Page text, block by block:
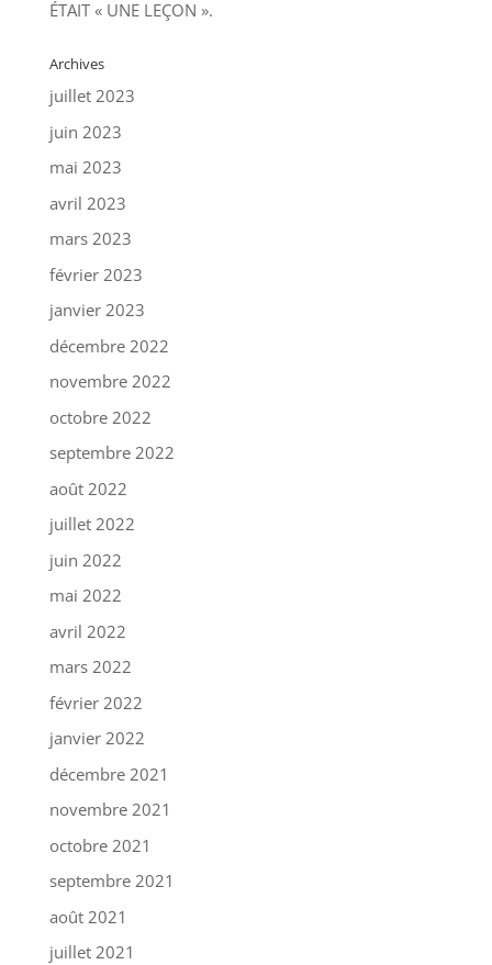
ÉTAIT « UNE LEÇON ».
Archives
juillet 2023
juin 2023
mai 2023
avril 2023
mars 2023
février 2023
janvier 2023
décembre 2022
novembre 2022
octobre 2022
septembre 2022
août 2022
juillet 2022
juin 2022
mai 2022
avril 2022
mars 2022
février 2022
janvier 2022
décembre 2021
novembre 2021
octobre 2021
septembre 2021
août 2021
juillet 2021